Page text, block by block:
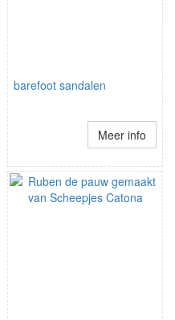
barefoot sandalen
Meer info